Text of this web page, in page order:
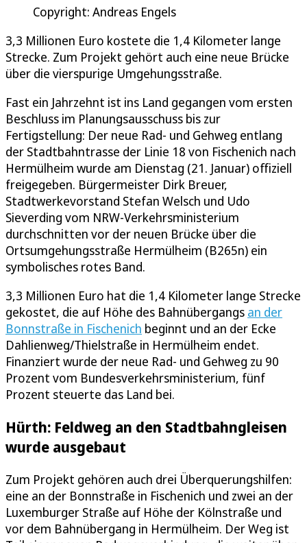
Copyright: Andreas Engels
3,3 Millionen Euro kostete die 1,4 Kilometer lange
Strecke. Zum Projekt gehört auch eine neue Brücke
über die vierspurige Umgehungsstraße.
Fast ein Jahrzehnt ist ins Land gegangen vom ersten
Beschluss im Planungsausschuss bis zur
Fertigstellung: Der neue Rad- und Gehweg entlang
der Stadtbahntrasse der Linie 18 von Fischenich nach
Hermülheim wurde am Dienstag (21. Januar) offiziell
freigegeben. Bürgermeister Dirk Breuer,
Stadtwerkevorstand Stefan Welsch und Udo
Sieverding vom NRW-Verkehrsministerium
durchschnitten vor der neuen Brücke über die
Ortsumgehungsstraße Hermülheim (B265n) ein
symbolisches rotes Band.
3,3 Millionen Euro hat die 1,4 Kilometer lange Strecke
gekostet, die auf Höhe des Bahnübergangs an der
Bonnstraße in Fischenich beginnt und an der Ecke
Dahlienweg/Thielstraße in Hermülheim endet.
Finanziert wurde der neue Rad- und Gehweg zu 90
Prozent vom Bundesverkehrsministerium, fünf
Prozent steuerte das Land bei.
Hürth: Feldweg an den Stadtbahngleisen
wurde ausgebaut
Zum Projekt gehören auch drei Überquerungshilfen:
eine an der Bonnstraße in Fischenich und zwei an der
Luxemburger Straße auf Höhe der Kölnstraße und
vor dem Bahnübergang in Hermülheim. Der Weg ist